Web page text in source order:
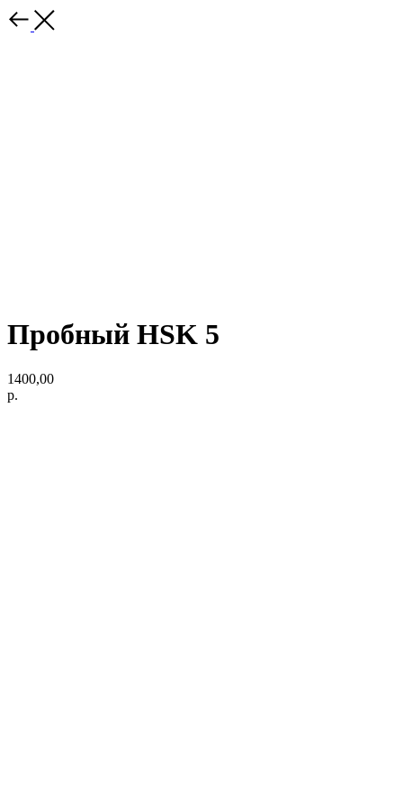
Пробный HSK 5
1400,00
р.